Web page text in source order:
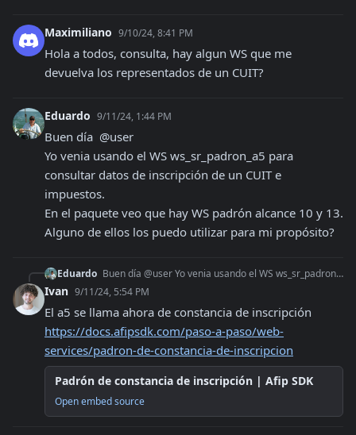
Maximiliano 9/10/24, 8:41 PM
Hola a todos, consulta, hay algun WS que me
devuelva los representados de un CUIT?
Eduardo 9/11/24, 1:44 PM
Buen día  @user
Yo venia usando el WS ws_sr_padron_a5 para
consultar datos de inscripción de un CUIT e
impuestos.
En el paquete veo que hay WS padrón alcance 10 y 13.
Alguno de ellos los puedo utilizar para mi propósito?
Eduardo Buen día @user Yo venia usando el WS ws_sr_padron_a5 para consultar datos de inscripción de un CUIT e impuestos. En el paquete veo que hay WS padrón alcance 1
Ivan 9/11/24, 5:54 PM
https://docs.afipsdk.com/paso-a-paso/web-
services/padron-de-constancia-de-inscripcion
Padrón de constancia de inscripción | Afip SDK
Open embed source